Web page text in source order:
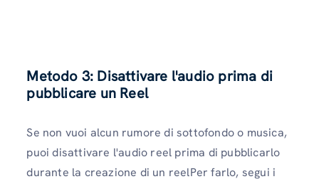
Metodo 3: Disattivare l'audio prima di
pubblicare un Reel
Se non vuoi alcun rumore di sottofondo o musica,
puoi disattivare l'audio reel prima di pubblicarlo
durante la creazione di un reelPer farlo, segui i